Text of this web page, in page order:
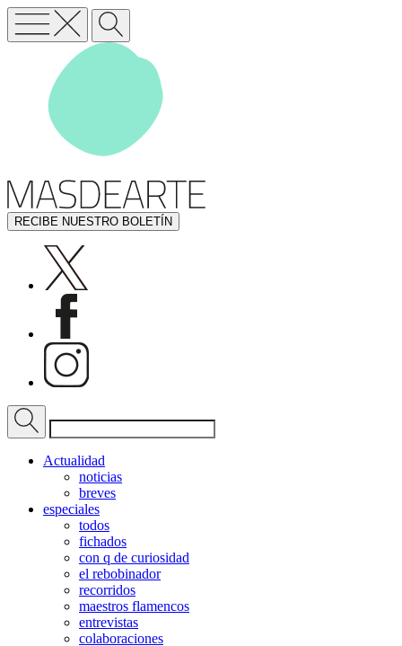
RECIBE NUESTRO BOLETÍN
Actualidad
noticias
breves
especiales
todos
fichados
con q de curiosidad
el rebobinador
recorridos
maestros flamencos
entrevistas
colaboraciones